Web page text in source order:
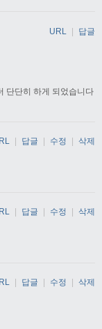
단단히 하게 되었습니다
URL | 답글
답글 수정 삭제
답글 수정 삭제
답글 수정 삭제